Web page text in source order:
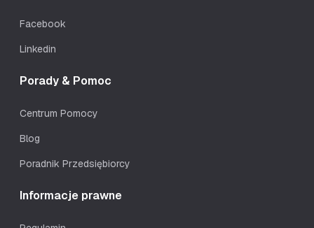
Facebook
Linkedin
Porady & Pomoc
Centrum Pomocy
Blog
Poradnik Przedsiębiorcy
Informacje prawne